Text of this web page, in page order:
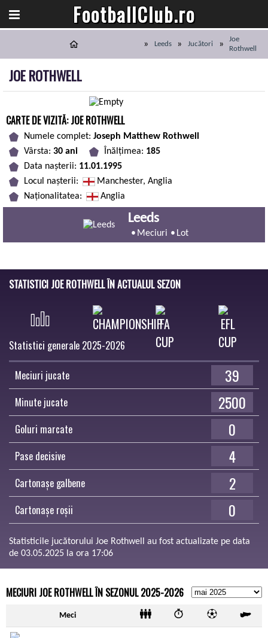
FootballClub.ro
Leeds Jucători
Joe
Rothwell
JOE ROTHWELL
CARTE DE VIZITĂ: JOE ROTHWELL
Numele complet: Joseph Matthew Rothwell
Vârsta: 30 ani Înălțimea: 185
Data nașterii: 11.01.1995
Locul nașterii:
Manchester, Anglia
Naționalitatea:
Anglia
Leeds
Meciuri Lot
STATISTICI JOE ROTHWELL ÎN ACTUALUL SEZON
Statistici generale 2025-2026
Meciuri jucate 39
Minute jucate 2500
Goluri marcate 0
Pase decisive 4
Cartonașe galbene 2
Cartonașe roșii 0
Statisticile jucătorului Joe Rothwell au fost actualizate pe data
de 03.05.2025 la ora 17:06
MECIURI JOE ROTHWELL ÎN SEZONUL 2025-2026
Meci